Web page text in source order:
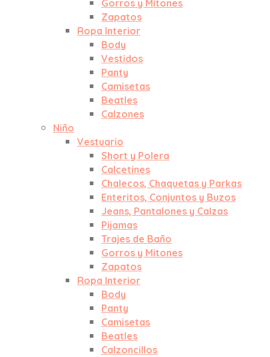
Gorros y Mitones
Zapatos
Ropa Interior
Body
Vestidos
Panty
Camisetas
Beatles
Calzones
Niño
Vestuario
Short y Polera
Calcetines
Chalecos, Chaquetas y Parkas
Enteritos, Conjuntos y Buzos
Jeans, Pantalones y Calzas
Pijamas
Trajes de Baño
Gorros y Mitones
Zapatos
Ropa Interior
Body
Panty
Camisetas
Beatles
Calzoncillos